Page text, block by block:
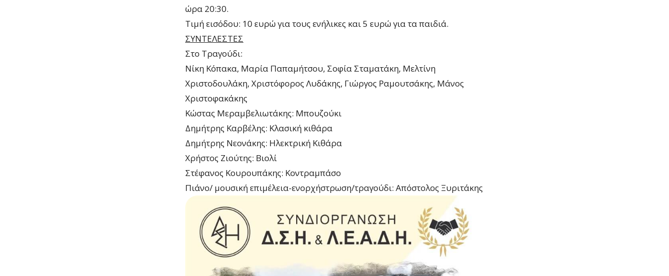
ώρα 20:30.
Τιμή εισόδου: 10 ευρώ για τους ενήλικες και 5 ευρώ για τα παιδιά.
ΣΥΝΤΕΛΕΣΤΕΣ
Στο Τραγούδι:
Νίκη Κόπακα, Μαρία Παπαμήτσου, Σοφία Σταματάκη, Μελτίνη
Χριστοδουλάκη, Χριστόφορος Λυδάκης, Γιώργος Ραμουτσάκης, Μάνος
Χριστοφακάκης
Κώστας Μεραμβελιωτάκης: Μπουζούκι
Δημήτρης Καρβέλης: Κλασική κιθάρα
Δημήτρης Νεονάκης: Ηλεκτρική Κιθάρα
Χρήστος Ζιούτης: Βιολί
Στέφανος Κουρουπάκης: Κοντραμπάσο
Πιάνο/ μουσική επιμέλεια-ενορχήστρωση/τραγούδι: Απόστολος Ξυριτάκης